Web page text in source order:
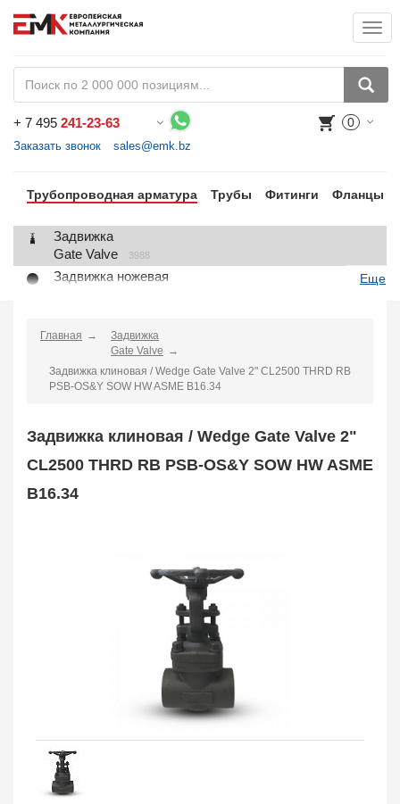
+ 7 495 241-23-63
Заказать звонок sales@emk.bz
0
Трубопроводная арматура Трубы Фитинги Фланцы
Задвижка
Gate Valve
3988
Задвижка ножевая
Globe Valve
2191
Клапан регулирующий
Control Valve
2
Клапан обратный
Ball Valve
1
Конденсатоотводчик
7
Заказать в 1 клик
Еще
Главная
Задвижка
Gate Valve
Задвижка клиновая / Wedge Gate Valve 2" CL2500 THRD RB
PSB-OS&Y SOW HW ASME B16.34
Задвижка клиновая / Wedge Gate Valve 2"
CL2500 THRD RB PSB-OS&Y SOW HW ASME
B16.34